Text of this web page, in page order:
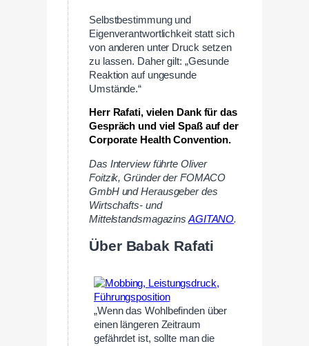
Selbstbestimmung und
Eigenverantwortlichkeit statt sich
von anderen unter Druck setzen
zu lassen. Daher gilt: „Gesunde
Reaktion auf ungesunde
Umstände.“
Herr Rafati, vielen Dank für das
Gespräch und viel Spaß auf der
Corporate Health Convention.
Das Interview führte Oliver
Foitzik, Gründer der FOMACO
GmbH und Herausgeber des
Wirtschafts- und
Mittelstandsmagazins AGITANO.
Über Babak Rafati
„Wenn das Wohlbefinden über
einen längeren Zeitraum
gefährdet ist, sollte man die